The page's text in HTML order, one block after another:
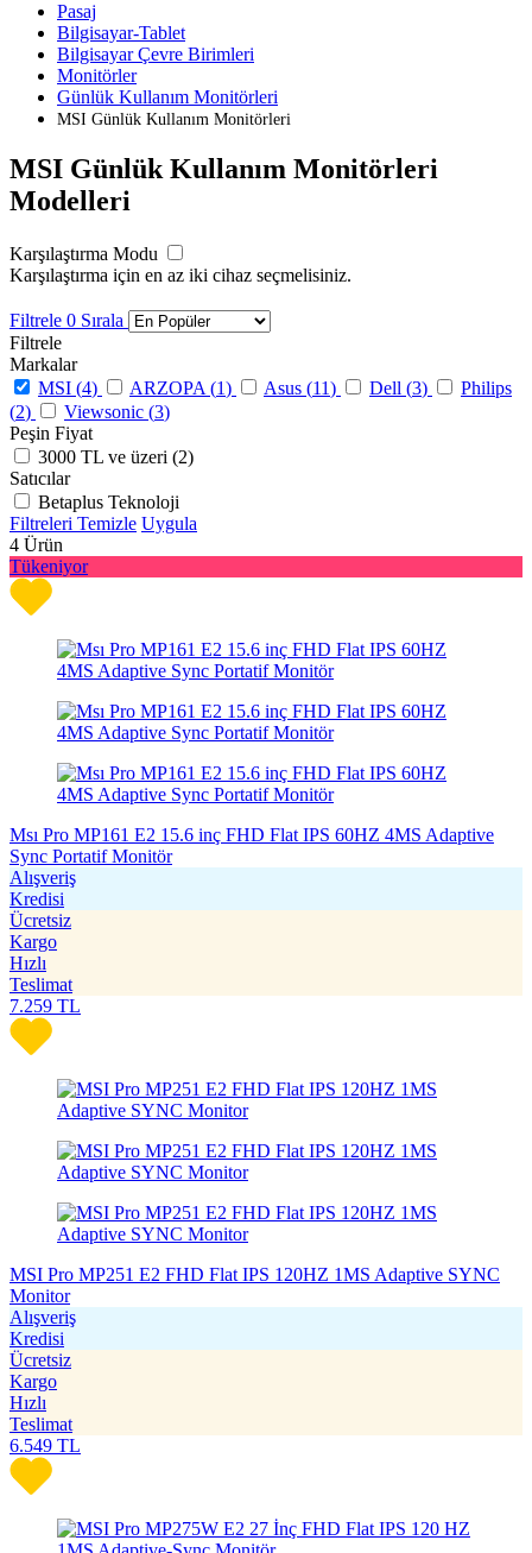
Pasaj
Bilgisayar-Tablet
Bilgisayar Çevre Birimleri
Monitörler
Günlük Kullanım Monitörleri
MSI Günlük Kullanım Monitörleri
MSI Günlük Kullanım Monitörleri
Modelleri
Karşılaştırma Modu
Karşılaştırma için en az iki cihaz seçmelisiniz.
Filtrele 0 Sırala
Filtrele
Markalar
MSI (4) ARZOPA (1) Asus (11) Dell (3)
Philips
(2) Viewsonic (3)
Peşin Fiyat
3000 TL ve üzeri (2)
Satıcılar
Betaplus Teknoloji
Filtreleri Temizle Uygula
4 Ürün
Tükeniyor
Msı Pro MP161 E2 15.6 inç FHD Flat IPS 60HZ 4MS Adaptive
Sync Portatif Monitör
Alışveriş
Kredisi
Ücretsiz
Kargo
Hızlı
Teslimat
7.259 TL
MSI Pro MP251 E2 FHD Flat IPS 120HZ 1MS Adaptive SYNC
Monitor
Alışveriş
Kredisi
Ücretsiz
Kargo
Hızlı
Teslimat
6.549 TL